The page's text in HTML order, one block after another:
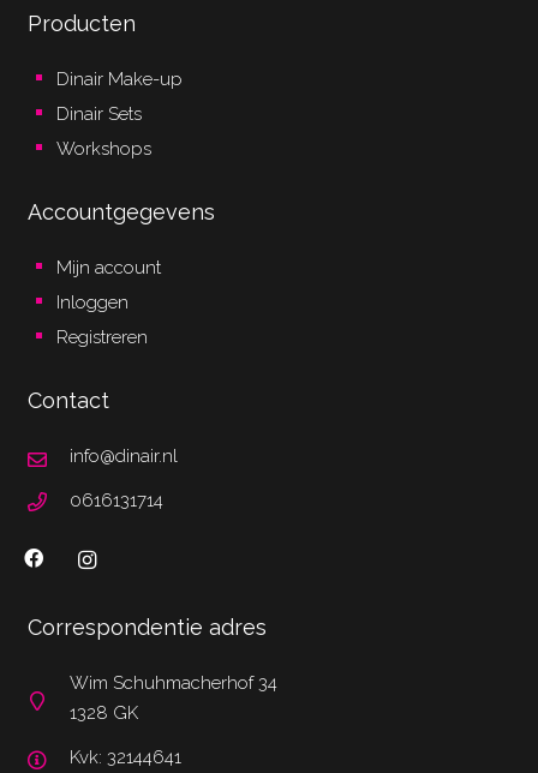
Producten
Dinair Make-up
Dinair Sets
Workshops
Accountgegevens
Mijn account
Inloggen
Registreren
Contact
info@dinair.nl
0616131714
Correspondentie adres
Wim Schuhmacherhof 34
1328 GK
Kvk: 32144641